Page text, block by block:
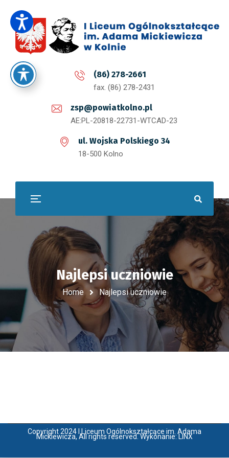
(86) 278-2661
fax. (86) 278-2431
zsp@powiatkolno.pl
AE:PL-20818-22731-WTCAD-23
ul. Wojska Polskiego 34
18-500 Kolno
Najlepsi uczniowie
Home Najlepsi uczniowie
Copyright 2024 I Liceum Ogólnokształcące im. Adama
Mickiewicza, All rights reserved. Wykonanie:LINX